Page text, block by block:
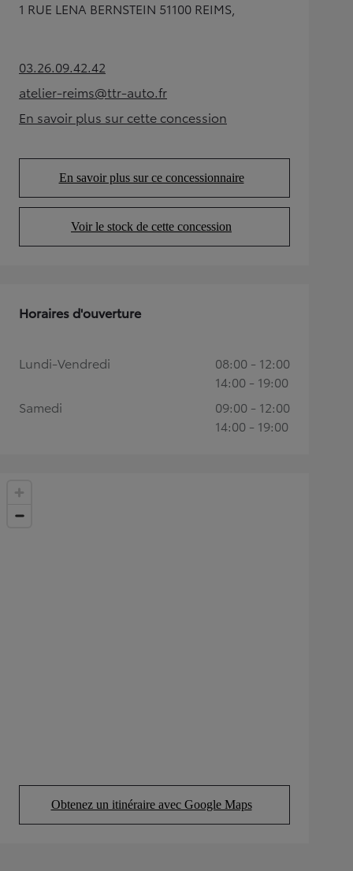
1 RUE LENA BERNSTEIN 51100 REIMS,
03.26.09.42.42(Opens in new tab)
atelier-reims@ttr-auto.fr
(Opens in new tab)
En savoir plus sur cette concession
(Opens in new tab)
En savoir plus sur ce concessionnaire
(Opens in new tab)
Voir le stock de cette concession
(Opens in new tab)
Obtenez un itinéraire avec Google Maps
(Opens in new tab)
Horaires d'ouverture
Lundi-Vendredi
08:00 - 12:00
14:00 - 19:00
Samedi
09:00 - 12:00
14:00 - 19:00